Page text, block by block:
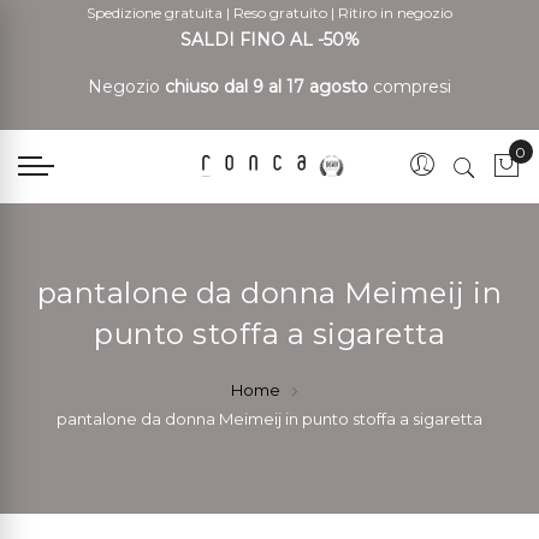
Spedizione gratuita | Reso gratuito | Ritiro in negozio
SALDI FINO AL -50%
Negozio chiuso dal 9 al 17 agosto compresi
0
pantalone da donna Meimeij in
punto stoffa a sigaretta
Home
pantalone da donna Meimeij in punto stoffa a sigaretta